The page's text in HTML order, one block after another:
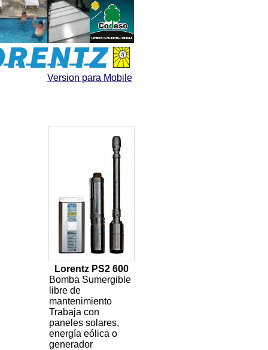
Lorentz PS2 600
Bomba Sumergible
libre de
mantenimiento
Trabaja con
paneles solares,
energía eólica o
generador
Version para Mobile